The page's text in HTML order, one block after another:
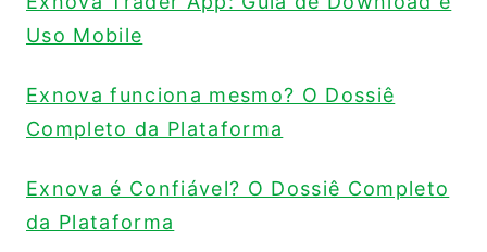
Uso Mobile
Exnova funciona mesmo? O Dossiê
Completo da Plataforma
Exnova é Confiável? O Dossiê Completo
da Plataforma